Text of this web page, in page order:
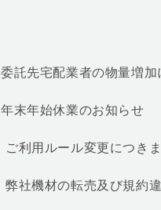
委託先宅配業者の物量増
年末年始休業のお知らせ
ご利用ルール変更につき
弊社機材の転売及び規約